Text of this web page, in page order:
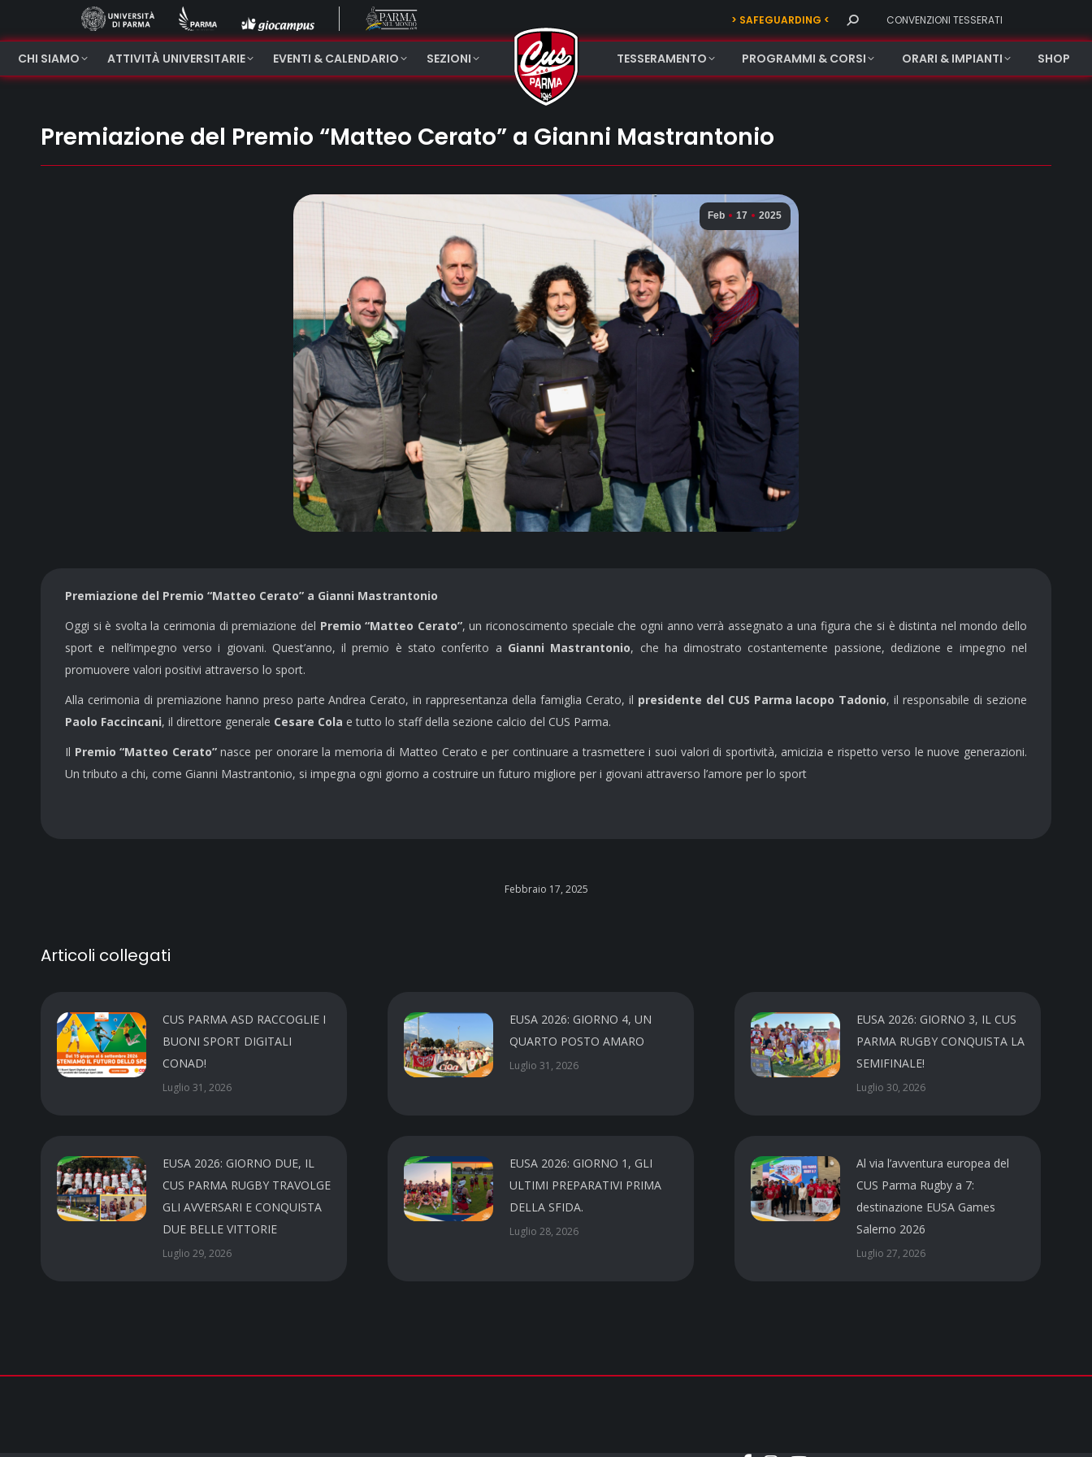
> SAFEGUARDING < Search: CONVENZIONI TESSERATI
CHI SIAMO ATTIVITÀ UNIVERSITARIE EVENTI & CALENDARIO SEZIONI TESSERAMENTO PROGRAMMI & CORSI ORARI & IMPIANTI SHOP
Premiazione del Premio “Matteo Cerato” a Gianni Mastrantonio
Feb 17 2025
Premiazione del Premio “Matteo Cerato” a Gianni Mastrantonio
Oggi si è svolta la cerimonia di premiazione del Premio “Matteo Cerato”, un riconoscimento speciale che ogni anno verrà assegnato a una figura che si è distinta nel mondo dello
sport e nell’impegno verso i giovani. Quest’anno, il premio è stato conferito a Gianni Mastrantonio, che ha dimostrato costantemente passione, dedizione e impegno nel
promuovere valori positivi attraverso lo sport.
Alla cerimonia di premiazione hanno preso parte Andrea Cerato, in rappresentanza della famiglia Cerato, il presidente del CUS Parma Iacopo Tadonio, il responsabile di sezione
Paolo Faccincani, il direttore generale Cesare Cola e tutto lo staff della sezione calcio del CUS Parma.
Il Premio “Matteo Cerato”nasce per onorare la memoria di Matteo Cerato e per continuare a trasmettere i suoi valori di sportività, amicizia e rispetto verso le nuove generazioni.
Un tributo a chi, come Gianni Mastrantonio, si impegna ogni giorno a costruire un futuro migliore per i giovani attraverso l’amore per lo sport
Febbraio 17, 2025
Articoli collegati
CUS PARMA ASD RACCOGLIE I
BUONI SPORT DIGITALI
CONAD!
Luglio 31, 2026
EUSA 2026: GIORNO 4, UN
QUARTO POSTO AMARO
Luglio 31, 2026
EUSA 2026: GIORNO 3, IL CUS
PARMA RUGBY CONQUISTA LA
SEMIFINALE!
Luglio 30, 2026
EUSA 2026: GIORNO DUE, IL
CUS PARMA RUGBY TRAVOLGE
GLI AVVERSARI E CONQUISTA
DUE BELLE VITTORIE
Luglio 29, 2026
EUSA 2026: GIORNO 1, GLI
ULTIMI PREPARATIVI PRIMA
DELLA SFIDA.
Luglio 28, 2026
Al via l’avventura europea del
CUS Parma Rugby a 7:
destinazione EUSA Games
Salerno 2026
Luglio 27, 2026